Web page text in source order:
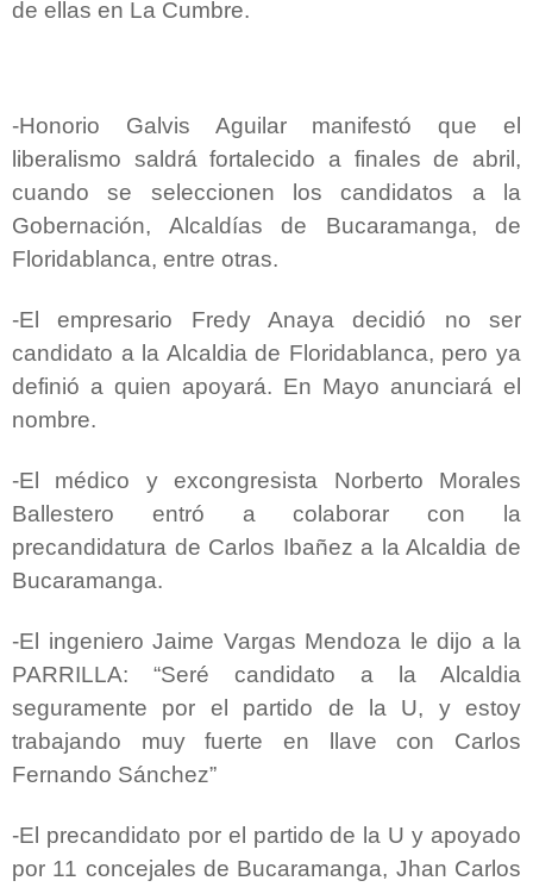
de ellas en La Cumbre.
-Honorio Galvis Aguilar manifestó que el
liberalismo saldrá fortalecido a finales de abril,
cuando se seleccionen los candidatos a la
Gobernación, Alcaldías de Bucaramanga, de
Floridablanca, entre otras.
-El empresario Fredy Anaya decidió no ser
candidato a la Alcaldia de Floridablanca, pero ya
definió a quien apoyará. En Mayo anunciará el
nombre.
-El médico y excongresista Norberto Morales
Ballestero entró a colaborar con la
precandidatura de Carlos Ibañez a la Alcaldia de
Bucaramanga.
-El ingeniero Jaime Vargas Mendoza le dijo a la
PARRILLA: “Seré candidato a la Alcaldia
seguramente por el partido de la U, y estoy
trabajando muy fuerte en llave con Carlos
Fernando Sánchez”
-El precandidato por el partido de la U y apoyado
por 11 concejales de Bucaramanga, Jhan Carlos